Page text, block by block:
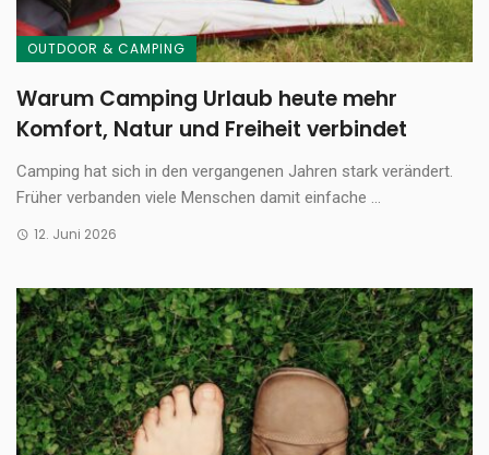
OUTDOOR & CAMPING
Warum Camping Urlaub heute mehr
Komfort, Natur und Freiheit verbindet
Camping hat sich in den vergangenen Jahren stark verändert.
Früher verbanden viele Menschen damit einfache ...
12. Juni 2026